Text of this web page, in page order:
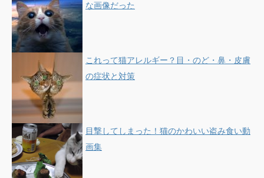
な画像だった
これって猫アレルギー？目・のど・鼻・皮膚
の症状と対策
目撃してしまった！猫のかわいい盗み食い動
画集